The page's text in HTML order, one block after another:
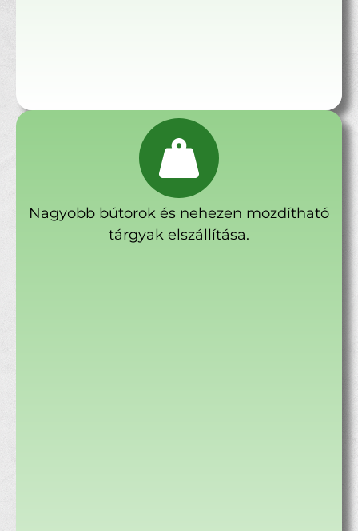
Nagyobb bútorok és nehezen mozdítható
tárgyak elszállítása.